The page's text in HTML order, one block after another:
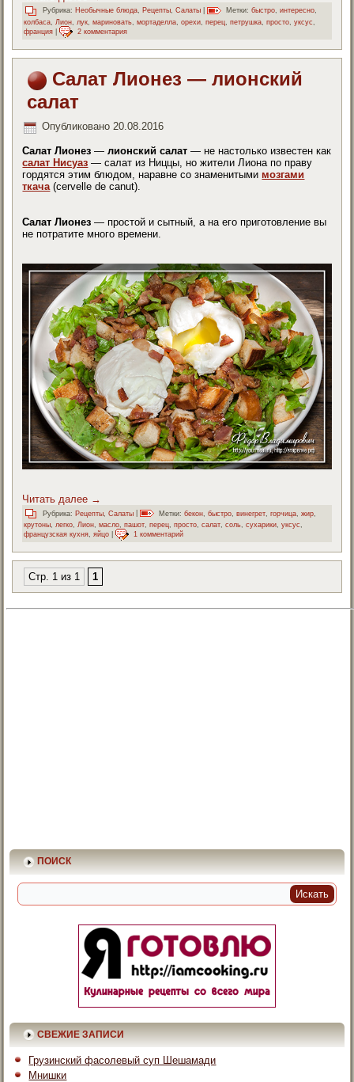
Рубрика: Необычные блюда, Рецепты,Салаты Метки: быстро,интересно,
колбаса,Лион,лук,мариновать,мортаделла,орехи,перец,петрушка,просто,уксус,
франция | 2 комментария
Салат Лионез — лионский
салат
Опубликовано 20.08.2016
Салат Лионез —лионский салат — не настолько известен как
салат Нисуаз — салат из Ниццы, но жители Лиона по праву
гордятся этим блюдом, наравне со знаменитыми мозгами
ткача (cervelle de canut).
Салат Лионез — простой и сытный, а на его приготовление вы
не потратите много времени.
Читать далее →
Рубрика: Рецепты ,Салаты Метки: бекон ,быстро ,винегрет ,горчица ,жир
крутоны,легко,Лион,масло,пашот,перец,просто,салат,соль,сухарики,уксус,
французская кухня,яйцо | 1 комментарий
Стр. 1 из 1 1
ПОИСК
СВЕЖИЕ ЗАПИСИ
Грузинский фасолевый суп Шешамади
Мнишки